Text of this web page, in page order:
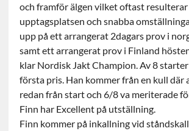
och framför älgen vilket oftast
upptagsplatsen och snabba
upp på ett arrangerat 2dagars prov i
samt ett arrangerat prov i Finland
klar Nordisk Jakt Champion. Av 8
första pris. Han kommer från en kull där
redan från start och 6/8 va meriterade
Finn har Excellent på utställning.
Finn kommer på inkallning vid